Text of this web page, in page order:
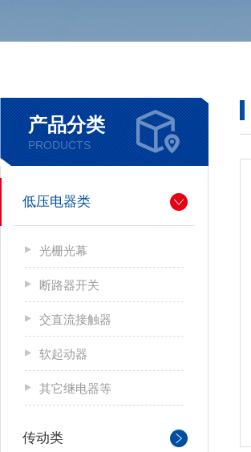
产品分类
PRODUCTS
低压电器类
光栅光幕
断路器开关
交直流接触器
软起动器
其它继电器等
传动类